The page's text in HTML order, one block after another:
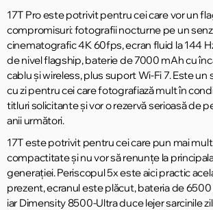
17T Pro este potrivit pentru cei care vor un
compromisuri: fotografii nocturne pe un
cinematografic 4K 60fps, ecran fluid la 144
de nivel flagship, baterie de 7000 mAh cu
cablu și wireless, plus suport Wi-Fi 7. Este
cu zi pentru cei care fotografiază mult în
titluri solicitante și vor o rezervă serioasă de
anii următori.
17T este potrivit pentru cei care pun mai
compactitate și nu vor să renunțe la
generației. Periscopul 5x este aici practic
prezent, ecranul este plăcut, bateria de
iar Dimensity 8500-Ultra duce lejer sarcinile